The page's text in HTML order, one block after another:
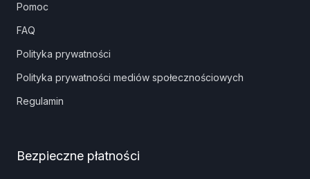
Pomoc
FAQ
Polityka prywatności
Polityka prywatności mediów społecznościowych
Regulamin
Bezpieczne płatności